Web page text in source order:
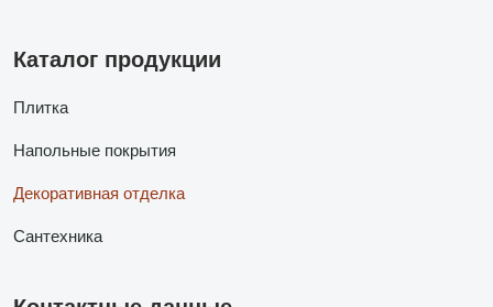
Каталог продукции
Плитка
Напольные покрытия
Декоративная отделка
Сантехника